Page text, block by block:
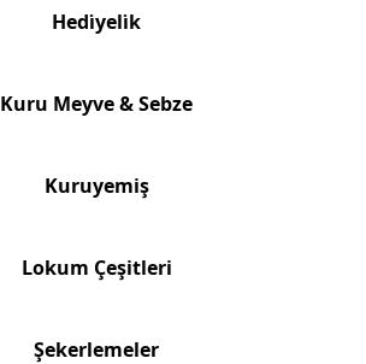
Hedi̇yeli̇k
Kuru Meyve & Sebze
Kuruyemiş
Lokum Çeşitleri
Şekerlemeler